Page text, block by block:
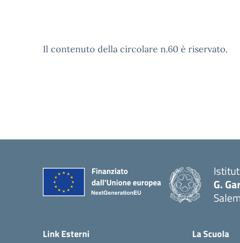
Il contenuto della circolare n.60 è riservato.
G.
Link Esterni La Scuola